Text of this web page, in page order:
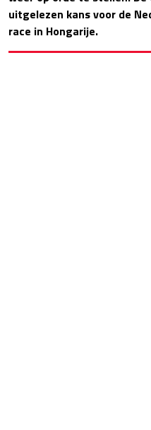
uitgelezen kans voor de
race in Hongarije.